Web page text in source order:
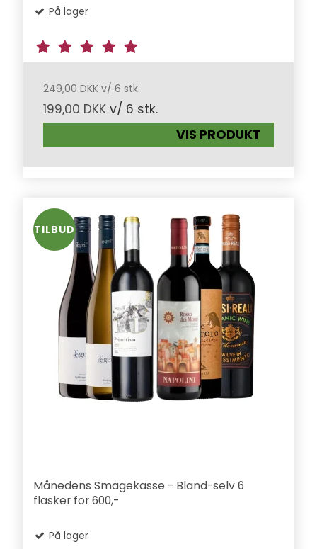
På lager
249,00 DKK v/ 6 stk.
199,00 DKK v/ 6 stk.
VIS PRODUKT
TILBUD
Månedens Smagekasse - Bland-selv 6
flasker for 600,-
På lager